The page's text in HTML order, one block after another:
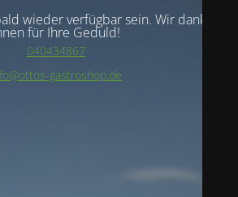
wieder verfügbar sein. Wir danken
für Ihre Geduld!
040434867
gastroshop.de